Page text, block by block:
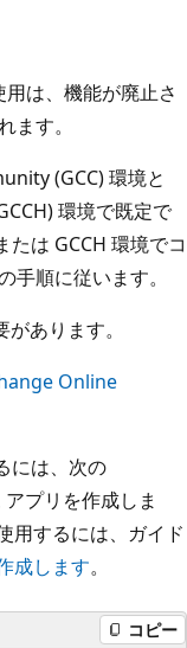
は、機能が廃止さ
す。
(GCC) 環境と
環境で既定で
は GCCH 環境でコ
手順に従います。
があります。
Online
には、次の
プリを作成しま
用するには、ガイド
成します。
コピー